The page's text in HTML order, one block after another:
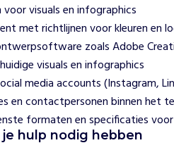
visuals en infographics
met richtlijnen voor kleuren en
zoals Adobe
visuals en infographics
media accounts (Instagram,
en contactpersonen binnen het
formaten en specificaties voor
je hulp nodig hebben